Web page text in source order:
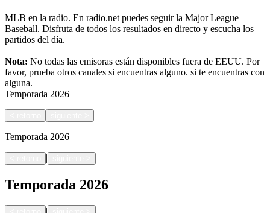
MLB en la radio. En radio.net puedes seguir la Major League
Baseball. Disfruta de todos los resultados en directo y escucha los
partidos del día.
Nota: No todas las emisoras están disponibles fuera de EEUU. Por
favor, prueba otros canales si encuentras alguno. si te encuentras con
alguna.
Temporada 2026
Temporada 2026
|
Temporada 2026
|